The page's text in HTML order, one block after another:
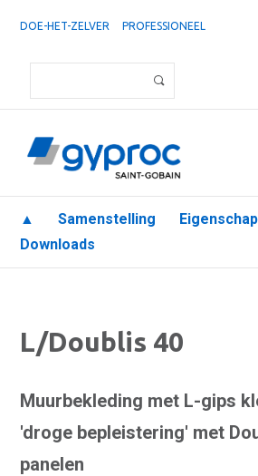
DOE-HET-ZELVER PROFESSIONEEL
▲ Samenstelling
Downloads
L/Doublis 40
Muurbekleding met L-gips
'droge bepleistering' met
panelen